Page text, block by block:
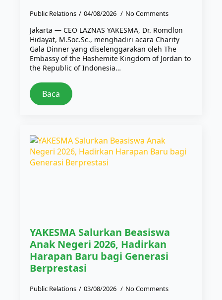
Public Relations 04/08/2026 No Comments
Jakarta — CEO LAZNAS YAKESMA, Dr. Romdlon
Hidayat, M.Soc.Sc., menghadiri acara Charity
Gala Dinner yang diselenggarakan oleh The
Embassy of the Hashemite Kingdom of Jordan to
the Republic of Indonesia…
Baca
YAKESMA Salurkan Beasiswa
Anak Negeri 2026, Hadirkan
Harapan Baru bagi Generasi
Berprestasi
Public Relations 03/08/2026 No Comments